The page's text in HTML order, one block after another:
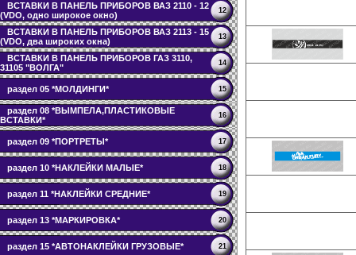
ВСТАВКИ В ПАНЕЛЬ ПРИБОРОВ ВАЗ 2110 - 12
(VDO, одно широкое окно)
12
ВСТАВКИ В ПАНЕЛЬ ПРИБОРОВ ВАЗ 2113 - 15
(VDO, два широких окна)
13
ВСТАВКИ В ПАНЕЛЬ ПРИБОРОВ ГАЗ 3110,
31105 "ВОЛГА"
14
раздел 05 *МОЛДИНГИ* 15
раздел 08 *ВЫМПЕЛА,ПЛАСТИКОВЫЕ
ВСТАВКИ*
16
раздел 09 *ПОРТРЕТЫ* 17
раздел 10 *НАКЛЕЙКИ МАЛЫЕ* 18
раздел 11 *НАКЛЕЙКИ СРЕДНИЕ* 19
раздел 13 *МАРКИРОВКА* 20
раздел 15 *АВТОНАКЛЕЙКИ ГРУЗОВЫЕ* 21